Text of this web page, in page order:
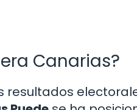
Canarias?
resultados